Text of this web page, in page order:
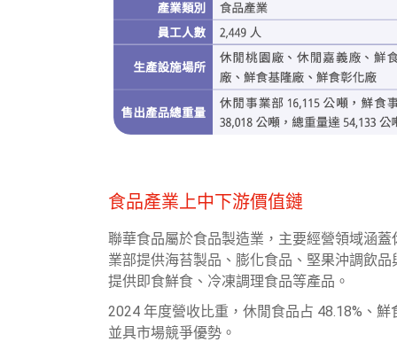
食品產業上中下游價值鏈
聯華食品屬於食品製造業，主要經營領域涵
業部提供海苔製品、膨化食品、堅果沖調飲
提供即食鮮食、冷凍調理食品等產品。
2024 年度營收比重，休閒食品占 48.18%、鮮
並具市場競爭優勢。